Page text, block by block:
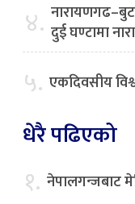
४. दुई घण्टामा
५. एकदिवसीय
धेरै पढिएको
१. नेपालगन्जबाट